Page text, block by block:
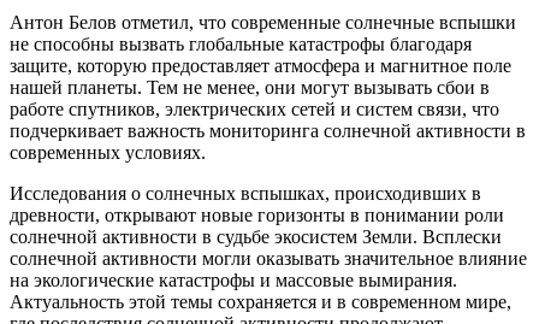
Антон Белов отметил, что современные солнечные вспышки
не способны вызвать глобальные катастрофы благодаря
защите, которую предоставляет атмосфера и магнитное поле
нашей планеты. Тем не менее, они могут вызывать сбои в
работе спутников, электрических сетей и систем связи, что
подчеркивает важность мониторинга солнечной активности в
современных условиях.
Исследования о солнечных вспышках, происходивших в
древности, открывают новые горизонты в понимании роли
солнечной активности в судьбе экосистем Земли. Всплески
солнечной активности могли оказывать значительное влияние
на экологические катастрофы и массовые вымирания.
Актуальность этой темы сохраняется и в современном мире,